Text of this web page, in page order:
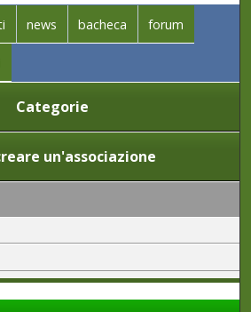
news bacheca forum
Categorie
un'associazione